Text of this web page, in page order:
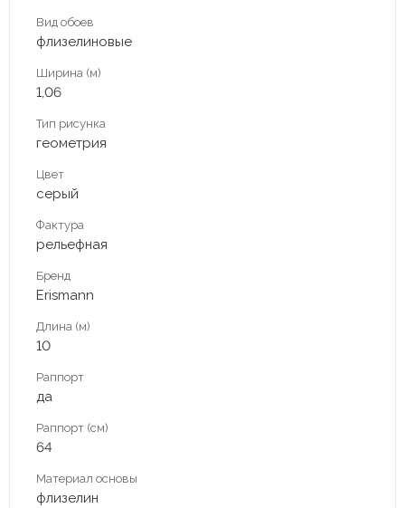
Вид обоев
флизелиновые
Ширина (м)
1,06
Тип рисунка
геометрия
Цвет
серый
Фактура
рельефная
Бренд
Erismann
Длина (м)
10
Раппорт
да
Раппорт (см)
64
Материал основы
флизелин